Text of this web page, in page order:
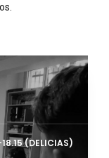
(DELICIAS)